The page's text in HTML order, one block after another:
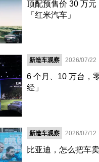
顶配预售价 30 万元
「红米汽车」
新造车观察 2026/07/22
6 个月、10 万台，
经」
新造车观察 2026/07/12
比亚迪，怎么把车